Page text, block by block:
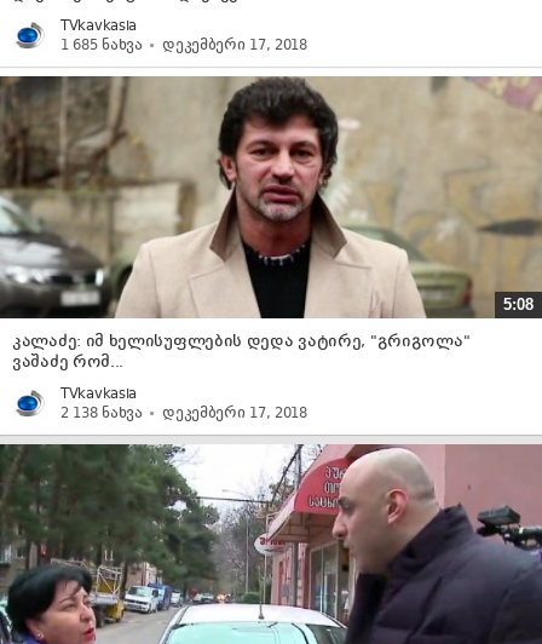
TVkavkasia
1 685 ნახვა
დეკემბერი 17, 2018
5:08
კალაძე: იმ ხელისუფლების დედა ვატირე, "გრიგოლა"
ვაშაძე რომ...
TVkavkasia
2 138 ნახვა
დეკემბერი 17, 2018